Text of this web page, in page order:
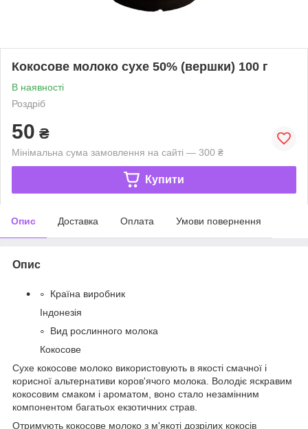
Кокосове молоко сухе 50% (вершки) 100 г
В наявності
Роздріб
50 ₴
Мінімальна сума замовлення на сайті — 300 ₴
Купити
Опис Доставка Оплата Умови повернення
Опис
Країна виробник
Індонезія
Вид рослинного молока
Кокосове
Сухе кокосове молоко використовують в якості смачної і
корисної альтернативи коров'ячого молока. Володіє яскравим
кокосовим смаком і ароматом, воно стало незамінним
компонентом багатьох екзотичних страв.
Отримують кокосове молоко з м'якоті дозрілих кокосів